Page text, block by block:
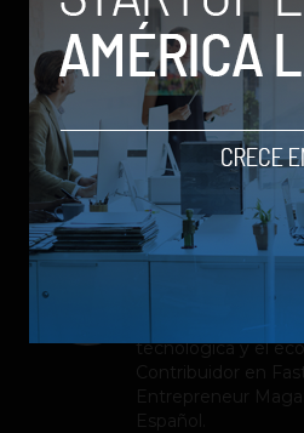
disponibles en el país.
sony Xperia Z5
Sergio Ramos
Social Geek
dando cubrimiento
tecnológica y el
Contribuidor en
Entrepreneur
Español.